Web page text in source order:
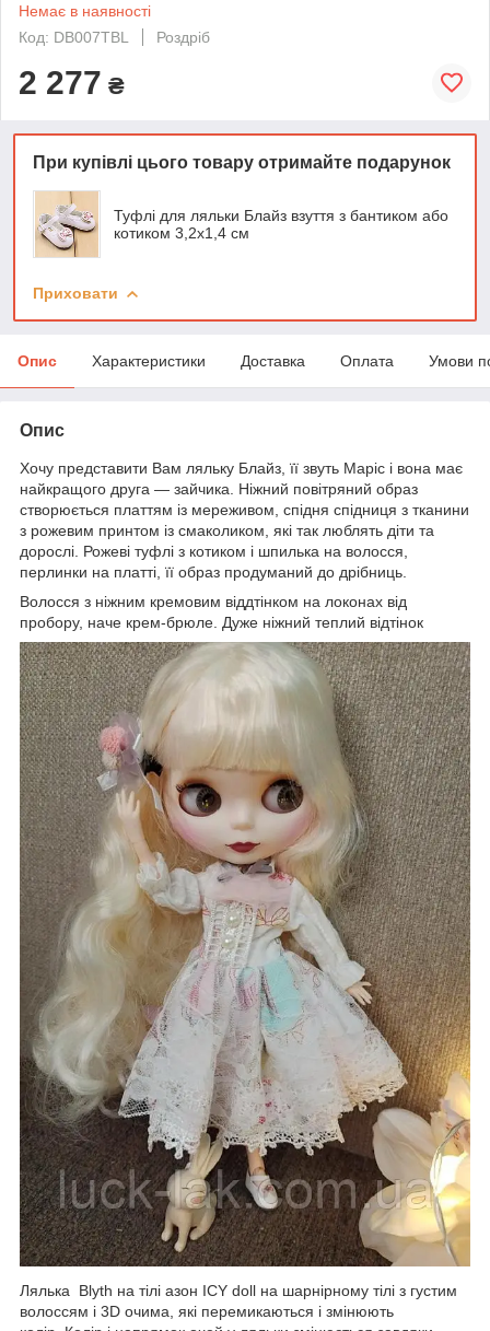
Немає в наявності
Код: DB007TBL
Роздріб
2 277 ₴
При купівлі цього товару отримайте подарунок
Туфлі для ляльки Блайз взуття з бантиком або
котиком 3,2х1,4 см
Приховати
Опис Характеристики Доставка Оплата Умови
Опис
Хочу представити Вам ляльку Блайз, її звуть Маріс і вона має
найкращого друга — зайчика. Ніжний повітряний образ
створюється платтям із мереживом, спідня спідниця з тканини
з рожевим принтом із смаколиком, які так люблять діти та
дорослі. Рожеві туфлі з котиком і шпилька на волосся,
перлинки на платті, її образ продуманий до дрібниць.
Волосся з ніжним кремовим віддтінком на локонах від
пробору, наче крем-брюле. Дуже ніжний теплий відтінок
Лялька Blyth на тілі азон ICY doll на шарнірному тілі з густим
волоссям і 3D очима, які перемикаються і змінюють